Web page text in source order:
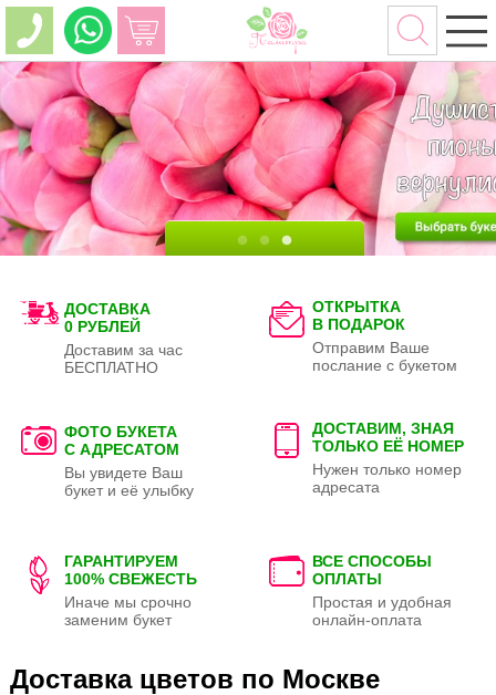
ДОСТАВКА
0 РУБЛЕЙ
Доставим за час
БЕСПЛАТНО
ОТКРЫТКА
В ПОДАРОК
Отправим Ваше
послание с букетом
ФОТО БУКЕТА
С АДРЕСАТОМ
Вы увидете Ваш
букет и её улыбку
ДОСТАВИМ, ЗНАЯ
ТОЛЬКО ЕЁ НОМЕР
Нужен только номер
адресата
ГАРАНТИРУЕМ
100% СВЕЖЕСТЬ
Иначе мы срочно
заменим букет
ВСЕ СПОСОБЫ
ОПЛАТЫ
Простая и удобная
онлайн-оплата
Доставка цветов по Москве